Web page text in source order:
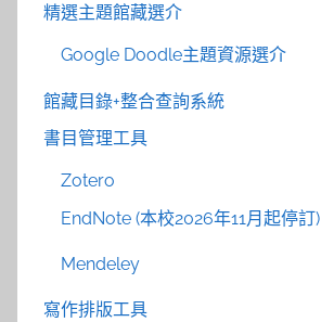
精選主題館藏選介
Google Doodle主題資源選介
館藏目錄+整合查詢系統
書目管理工具
Zotero
EndNote (本校2026年11月起停訂)
Mendeley
寫作排版工具